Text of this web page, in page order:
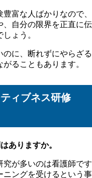
富な人ばかりなので、
、自分の限界を正直に伝
ょう。
に、断れずにやらざる
ることもあります。
ィブネス研修
ありますか。
が多いのは看護師です
ニングを受けるという事